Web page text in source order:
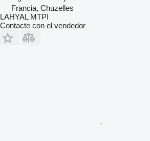
Francia, Chuzelles
LAHYAL MTPI
Contacte con el vendedor